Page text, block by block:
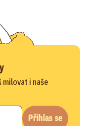
milovat i naše
Přihlas se